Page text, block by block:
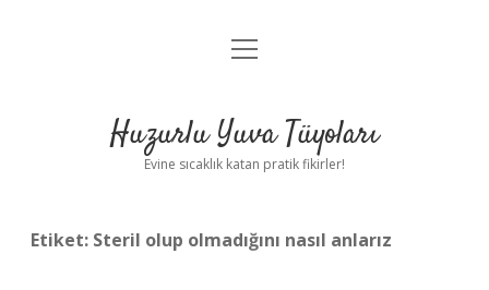
Anasayfa
Yasal Uyarı
menüyü
Huzurlu Yuva Tüyoları
Evine sıcaklık katan pratik fikirler!
Etiket: Steril olup olmadığını nasıl anlarız